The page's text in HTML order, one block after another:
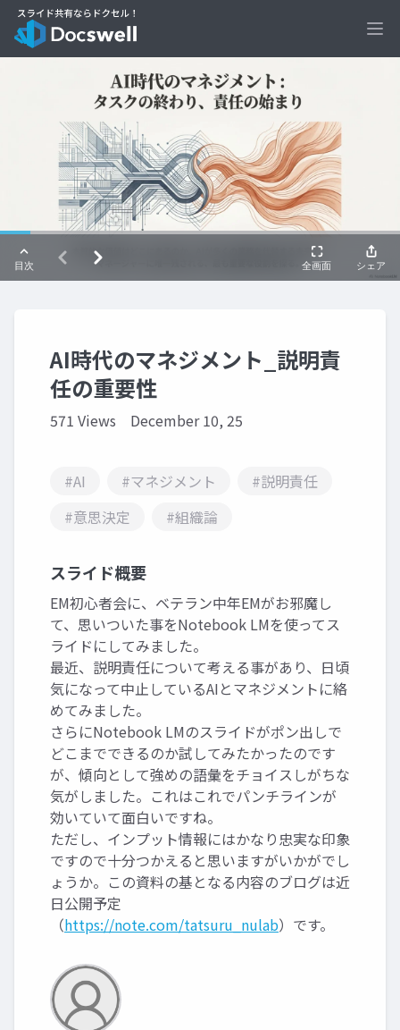
AI時代のマネジメント_説明責
任の重要性
571 Views December 10, 25
#AI #マネジメント
#説明責任
#意思決定
#組織論
スライド概要
EM初心者会に、ベテラン中年EMがお邪魔し
て、思いついた事をNotebook LMを使ってス
ライドにしてみました。
最近、説明責任について考える事があり、日頃
気になって中止しているAIとマネジメントに絡
めてみました。
さらにNotebook LMのスライドがポン出しで
どこまでできるのか試してみたかったのです
が、傾向として強めの語彙をチョイスしがちな
気がしました。これはこれでパンチラインが
効いていて面白いですね。
ただし、インプット情報にはかなり忠実な印象
ですので十分つかえると思いますがいかがでし
ょうか。この資料の基となる内容のブログは近
日公開予定
（https://note.com/tatsuru_nulab）です。